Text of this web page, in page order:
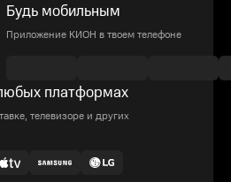
Будь мобильным
Приложение КИОН в твоем телефоне
платформах
телевизоре и других